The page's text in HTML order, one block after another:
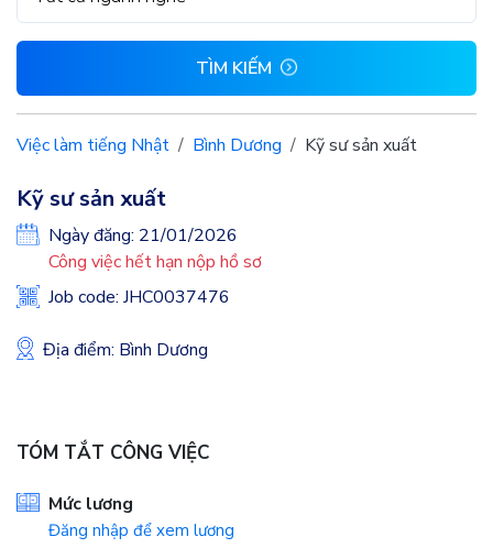
TÌM KIẾM
Việc làm tiếng Nhật Bình Dương Kỹ sư sản xuất
Kỹ sư sản xuất
Ngày đăng: 21/01/2026
Công việc hết hạn nộp hồ sơ
Job code: JHC0037476
Địa điểm: Bình Dương
TÓM TẮT CÔNG VIỆC
Mức lương
Đăng nhập để xem lương